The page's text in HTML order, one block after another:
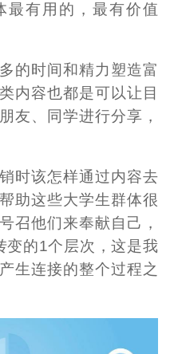
最有用的，最有价值
的时间和精力塑造富
内容也都是可以让目
友、同学进行分享，
时该怎样通过内容去
助这些大学生群体很
召他们来奉献自己，
变的1个层次，这是我
生连接的整个过程之